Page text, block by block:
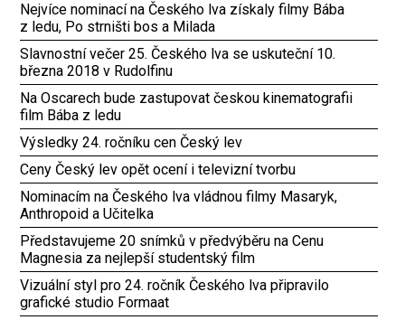
Nejvíce nominací na Českého lva získaly filmy Bába
z ledu, Po strništi bos a Milada
Slavnostní večer 25. Českého lva se uskuteční 10.
března 2018 v Rudolfinu
Na Oscarech bude zastupovat českou kinematografii
film Bába z ledu
Výsledky 24. ročníku cen Český lev
Ceny Český lev opět ocení i televizní tvorbu
Nominacím na Českého lva vládnou filmy Masaryk,
Anthropoid a Učitelka
Představujeme 20 snímků v předvýběru na Cenu
Magnesia za nejlepší studentský film
Vizuální styl pro 24. ročník Českého lva připravilo
grafické studio Formaat